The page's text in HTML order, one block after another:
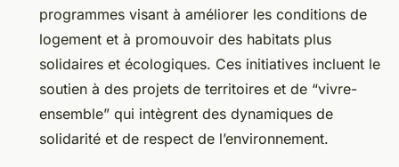
programmes visant à améliorer les conditions de
logement et à promouvoir des habitats plus
solidaires et écologiques. Ces initiatives incluent le
soutien à des projets de territoires et de “vivre-
ensemble” qui intègrent des dynamiques de
solidarité et de respect de l’environnement.